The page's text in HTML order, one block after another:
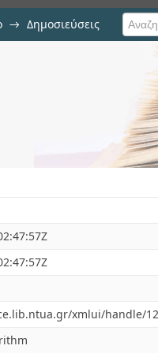
→ Δημοσιεύσεις
in series
xmlui/handle/